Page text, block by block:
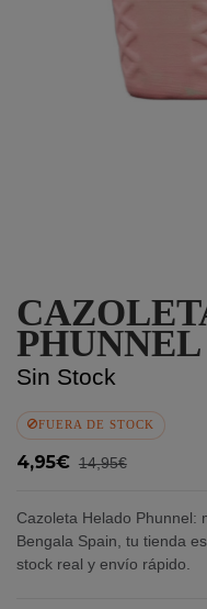
PHUNNEL
Sin Stock
FUERA DE STOCK
4,95€ 14,95€
Cazoleta Helado Phunnel:
Bengala Spain, tu tienda
stock real y envío rápido.